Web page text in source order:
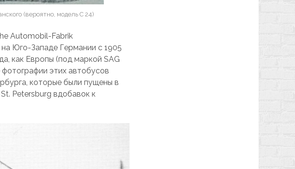
(вероятно, модель С 24)
Automobil-Fabrik
Юго-Западе Германии с 1905
как Европы (под маркой SAG
этих автобусов
которые были пущены в
Petersburg вдобавок к